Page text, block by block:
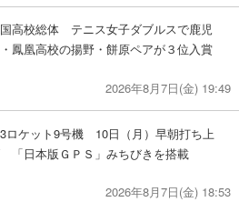
高校総体 テニス女子ダブルスで鹿児
鳳凰高校の揚野・餅原ペアが３位入賞
2026年8月7日(金) 19:49
3ロケット9号機 10日（月）早朝打ち上
「日本版ＧＰＳ」みちびきを搭載
2026年8月7日(金) 18:53